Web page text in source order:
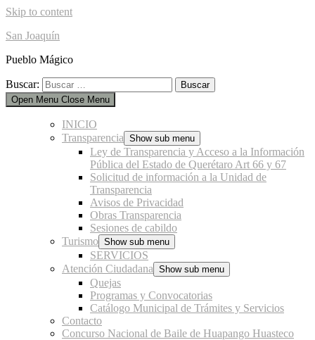
Skip to content
San Joaquín
Pueblo Mágico
Buscar:
Open Menu Close Menu
INICIO
Transparencia Show sub menu
Ley de Transparencia y Acceso a la Información
Pública del Estado de Querétaro Art 66 y 67
Solicitud de información a la Unidad de
Transparencia
Avisos de Privacidad
Obras Transparencia
Sesiones de cabildo
Turismo Show sub menu
SERVICIOS
Atención Ciudadana Show sub menu
Quejas
Programas y Convocatorias
Catálogo Municipal de Trámites y Servicios
Contacto
Concurso Nacional de Baile de Huapango Huasteco